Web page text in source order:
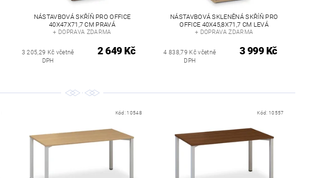
NÁSTAVBOVÁ SKŘÍŇ PRO OFFICE
40X47X71,7 CM PRAVÁ
+ DOPRAVA ZDARMA
3 205,29 Kč včetně
DPH
2 649 Kč
NÁSTAVBOVÁ SKLENĚNÁ SKŘÍŇ PRO
OFFICE 40X45,8X71,7 CM LEVÁ
+ DOPRAVA ZDARMA
4 838,79 Kč včetně
DPH
3 999 Kč
Kód: 10548 Kód: 10557